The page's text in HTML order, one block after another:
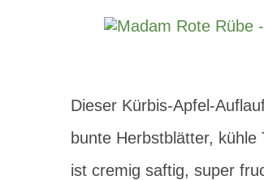
Dieser Kürbis-Apfel-
bunte Herbstblätter,
ist cremig saftig, super